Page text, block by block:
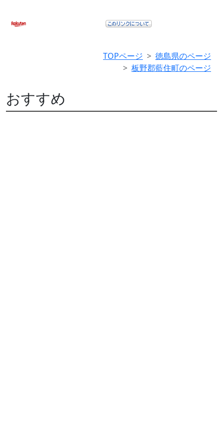
TOPページ
徳島県のページ
板野郡藍住町のページ
おすすめ